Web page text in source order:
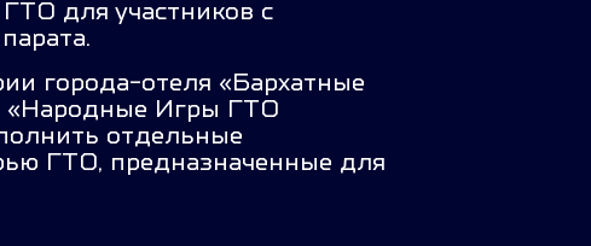
для участников с
города-отеля «Бархатные
«Народные Игры ГТО
отдельные
ГТО, предназначенные для